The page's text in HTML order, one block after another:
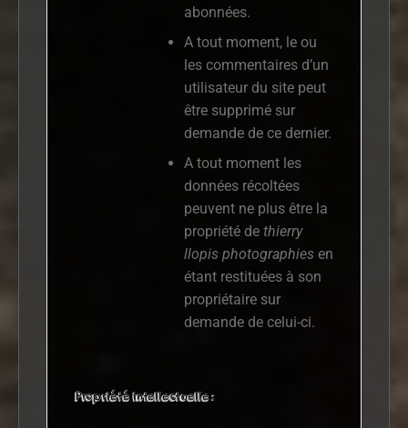
abonnées.
A tout moment, le ou
les commentaires d’un
utilisateur du site peut
être supprimé sur
demande de ce dernier.
A tout moment les
données récoltées
peuvent ne plus être la
propriété de thierry
llopis photographies en
étant restituées à son
propriétaire sur
demande de celui-ci.
Propriété intellectuelle :